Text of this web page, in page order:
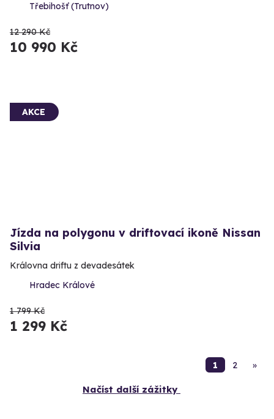
Třebihošť (Trutnov)
12 290 Kč
10 990 Kč
AKCE
Jízda na polygonu v driftovací ikoně Nissan
Silvia
Královna driftu z devadesátek
Hradec Králové
1 799 Kč
1 299 Kč
1 2 »
Načíst další zážitky